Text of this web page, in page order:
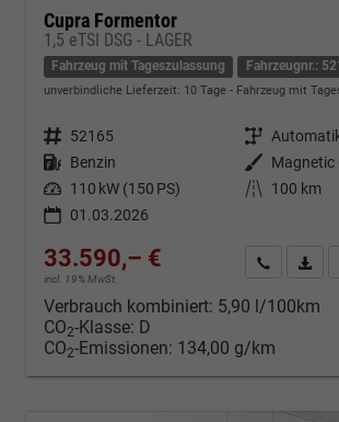
Cupra Formentor
1,5 eTSI DSG - LAGER
Fahrzeug mit Tageszulassung Fahrzeugnr.:
unverbindliche Lieferzeit: 10 Tage Fahrzeug mit
Fahrzeugnr. 52165 Getriebe
Kraftstoff Benzin Außenfarbe
Leistung 110 kW (150 PS) Kilometerstand
100 km
01.03.2026
33.590,– €
incl. 19% MwSt.
Kontakt &
Verbrauch kombiniert: 5,90 l/100km
CO2-Klasse: D
CO2-Emissionen: 134,00 g/km